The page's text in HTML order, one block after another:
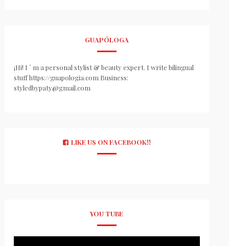
GUAPÓLOGA
¡Hi! I ´ m a personal stylist & beauty expert. I write bilingual
stuff https://guapologia.com Business:
styledbypaty@gmail.com
LIKE US ON FACEBOOK!!
YOU TUBE